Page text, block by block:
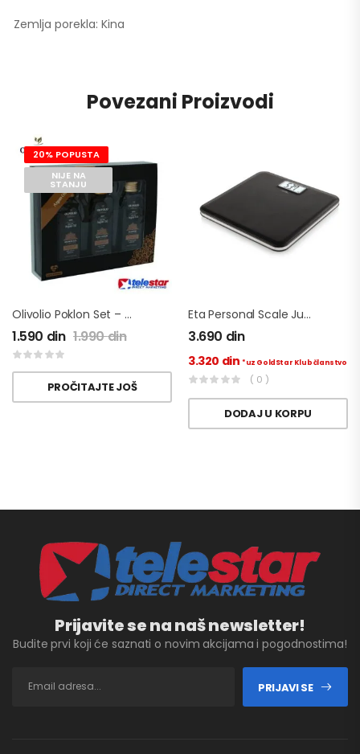
Zemlja porekla: Kina
Povezani Proizvodi
20% POPUSTA
NIJE NA
STANJU
Olivolio Poklon Set – Marokansko Arganovo Ulje
1.590 din 1.990din
PROČITAJTE JOŠ
Eta Personal Scale Judy Vaga
3.690 din
3.320 din *uz GoldStar Klub članstvo
( 0 )
DODAJ U KORPU
Prijavite se na naš newsletter!
Budite prvi koji će saznati o novim akcijama i pogodnostima!
PRIJAVI SE